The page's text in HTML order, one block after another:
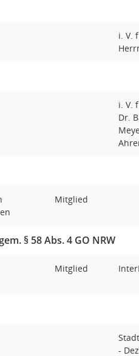
i. V.
i. V.
Dr.
Mitglied
§ 58 Abs. 4 GO NRW
Mitglied
-